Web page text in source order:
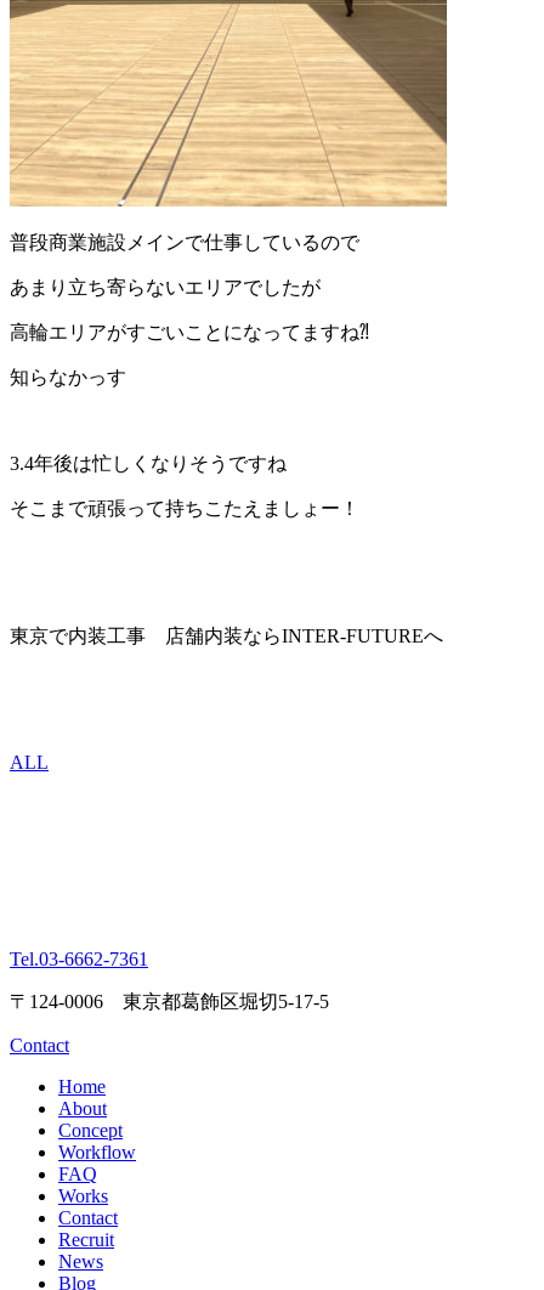
普段商業施設メインで仕事しているので
あまり立ち寄らないエリアでしたが
高輪エリアがすごいことになってますね⁈
知らなかっす
3.4年後は忙しくなりそうですね
そこまで頑張って持ちこたえましょー！
東京で内装工事 店舗内装ならINTER-FUTUREへ
ALL
Tel.03-6662-7361
〒124-0006 東京都葛飾区堀切5-17-5
Contact
Home
About
Concept
Workflow
FAQ
Works
Contact
Recruit
News
Blog